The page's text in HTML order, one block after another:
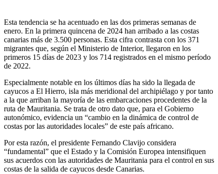
Esta tendencia se ha acentuado en las dos primeras semanas de
enero. En la primera quincena de 2024 han arribado a las costas
canarias más de 3.500 personas. Esta cifra contrasta con los 371
migrantes que, según el Ministerio de Interior, llegaron en los
primeros 15 días de 2023 y los 714 registrados en el mismo período
de 2022.
Especialmente notable en los últimos días ha sido la llegada de
cayucos a El Hierro, isla más meridional del archipiélago y por tanto
a la que arriban la mayoría de las embarcaciones procedentes de la
ruta de Mauritania. Se trata de otro dato que, para el Gobierno
autonómico, evidencia un “cambio en la dinámica de control de
costas por las autoridades locales” de este país africano.
Por esta razón, el presidente Fernando Clavijo considera
“fundamental” que el Estado y la Comisión Europea intensifiquen
sus acuerdos con las autoridades de Mauritania para el control en sus
costas de la salida de cayucos desde Canarias.